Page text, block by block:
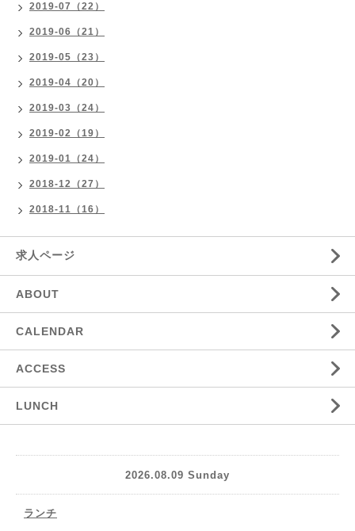
2019-07（22）
2019-06（21）
2019-05（23）
2019-04（20）
2019-03（24）
2019-02（19）
2019-01（24）
2018-12（27）
2018-11（16）
求人ページ
ABOUT
CALENDAR
ACCESS
LUNCH
2026.08.09 Sunday
ランチ